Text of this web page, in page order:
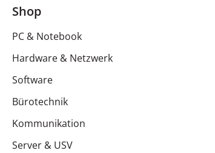
Stromversorgungstyp
Spannung
Frequenz
Eingangs-Nennleistung
Shop
PC & Notebook
Hardware & Netzwerk
Software
Bürotechnik
Kommunikation
Server & USV